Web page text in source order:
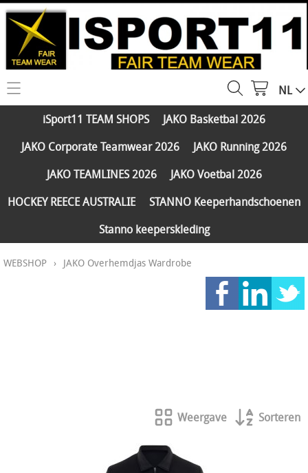
HOME
WEBSHOP
JAKO Running 2026
JAKO TEAMLINES 2026
PARTNERS
Klantengroepen
CONTACT
NL
iSport11 TEAM SHOPS
JAKO Basketbal 2026
JAKO Corporate Teamwear 2026
JAKO Running 2026
JAKO TEAMLINES 2026
JAKO Voetbal 2026
HOCKEY REECE AUSTRALIE
STANNO Keeperhandschoenen
Stanno keeperskleding
WEBSHOP › JAKO Overhemdjas Wardrobe
Weergave Sorteren